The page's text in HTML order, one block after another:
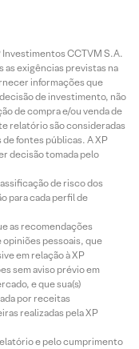
Investimentos CCTVM S.A.
as exigências previstas na
informações que
de investimento, não
de compra e/ou venda de
relatório são consideradas
de fontes públicas. A XP
decisão tomada pelo
de risco dos
para cada perfil de
as recomendações
pessoais, que
em relação à XP
sem aviso prévio em
e que sua(s)
por receitas
realizadas pela XP
e pelo cumprimento